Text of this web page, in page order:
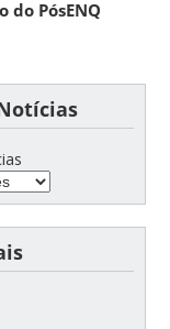
do PósENQ